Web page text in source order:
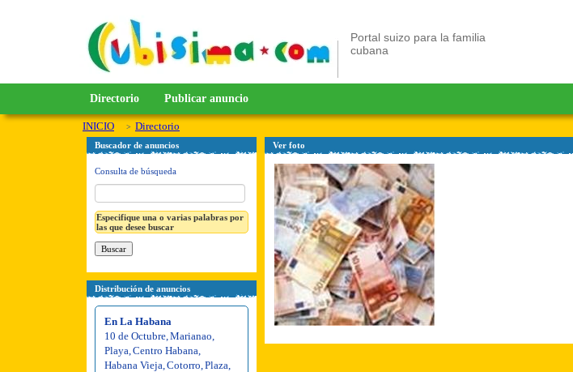
Portal suizo para la familia
cubana
Directorio Publicar anuncio
INICIO Directorio
Buscador de anuncios
Consulta de búsqueda
Especifique una o varias palabras por
las que desee buscar
Distribución de anuncios
En La Habana
10 de Octubre Marianao
Playa Centro Habana
Habana Vieja Cotorro Plaza
Ver foto